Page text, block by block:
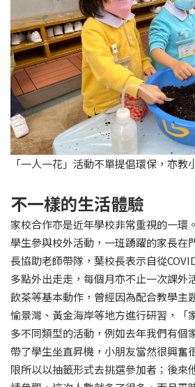
「一人一花」活動不單提倡環保，亦教
不一樣的生活體驗
家校合作亦是近年學校非常重視的一環
學生參與校外活動，一班踴躍的家長在
長協助老師帶隊，葉校長表示自從
多點外出走走，每個月亦不止一次課外
飲茶等基本動作，曾經因為配合教學主
愉景灣、黃金海岸等地方進行研習，「
多不同類型的活動，例如去年我們有個
帶了學生坐直昇機，小朋友當然很興奮
限所以以抽籤形式去挑選參加者；後來